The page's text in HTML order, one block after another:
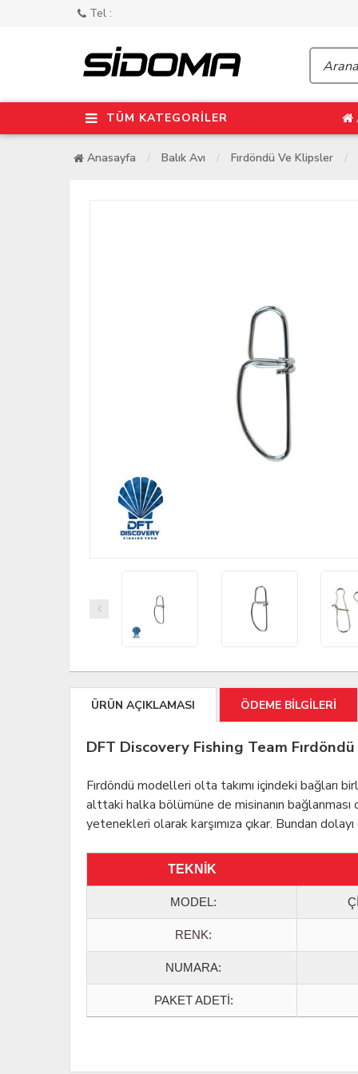
Tel :
TÜM KATEGORİLER
Anasayfa Balık Avı Fırdöndü Ve Klipsler
ÜRÜN AÇIKLAMASI ÖDEME BİLGİLERİ
DFT Discovery Fishing Team
Fırdöndü modelleri olta takımı içindeki bağları
alttaki halka bölümüne de misinanın
yetenekleri olarak karşımıza çıkar. Bundan
TEKNİK
MODEL:
RENK:
NUMARA:
PAKET ADETİ: